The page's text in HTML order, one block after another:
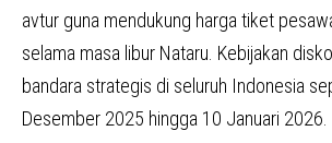
avtur guna mendukung harga tiket
selama masa libur Nataru. Kebijakan
bandara strategis di seluruh Indonesia
Desember 2025 hingga 10 Januari 2026.